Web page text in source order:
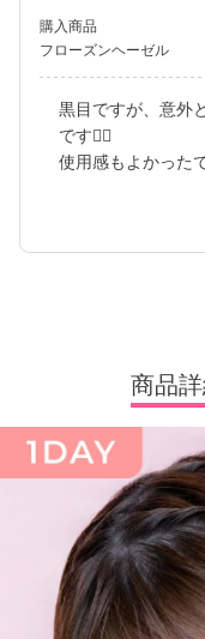
購入商品
フローズンヘーゼル
黒目ですが、意外
です🙆‍♀️
使用感もよかった
商品